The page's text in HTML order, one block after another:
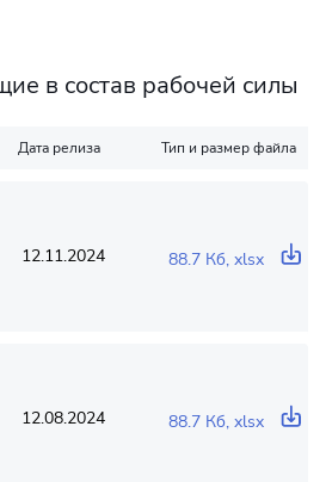
в состав рабочей силы
Дата релиза Тип и размер файла
12.11.2024 88.7 Кб, xlsx
12.08.2024 88.7 Кб, xlsx